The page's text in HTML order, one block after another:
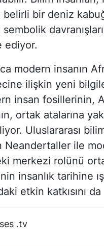
bir deniz
ediyor.
modern insanın
ilişkin yeni
insan fosillerinin,
ortak atalarına
Uluslararası
ile
merkezi rolünü
insanlık tarihine
etkin katkısını
.tv